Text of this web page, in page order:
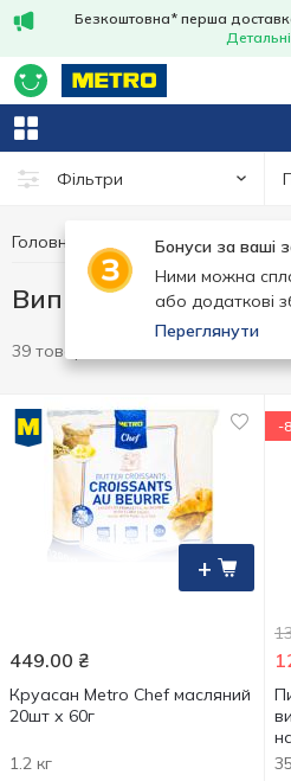
Безкоштовна* перша
Фільтри
Бонуси за ваші
Ними можна
або додаткові
Переглянути
Головна Заморозка
Випічка заморожена
39 товарів
+
449.00 ₴
Круасан Metro Chef масляний
20шт х 60г
1.2 кг
-